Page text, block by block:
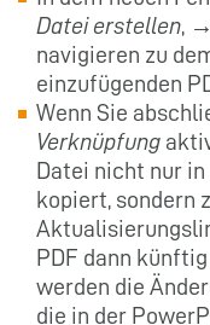
Datei erstellen, →
navigieren zu
einzufügenden
Wenn Sie
Verknüpfung
Datei nicht nur
kopiert, sondern
PDF dann
werden die
die in der